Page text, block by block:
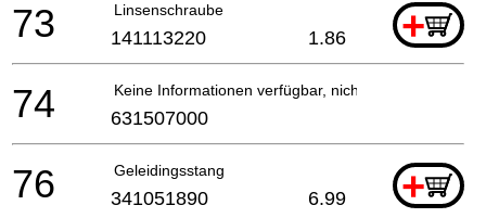
Linsenschraube +
73 141113220 1.86
Keine Informationen verfügbar, nicht bestellbar
74 631507000
Geleidingsstang +
76 341051890 6.99